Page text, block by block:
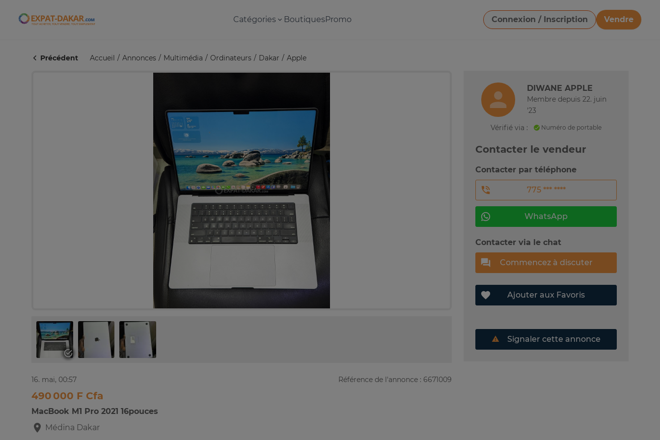
Expat-Dakar Catégories BoutiquesPromo Connexion / Inscription
Vendre
Télécharger une image
Précédent Accueil Annonces Multimédia Ordinateurs Dakar Apple
16. mai, 00:57 Référence de l'annonce : 6671009
490 000 F Cfa
MacBook M1 Pro 2021 16pouces
Médina Dakar
DIWANE APPLE
Membre depuis 22. juin
'23
Vérifié via :
Numéro de portable
Contacter le vendeur
Contacter par téléphone
775 *** ****
WhatsApp
Contacter via le chat
Commencez à discuter
Ajouter aux Favoris
Signaler cette annonce